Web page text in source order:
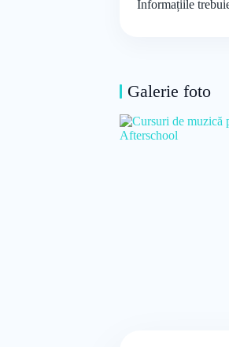
Informațiile
Galerie foto